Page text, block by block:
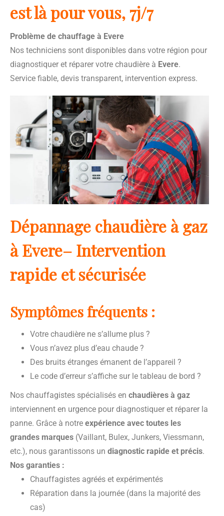
est là pour vous, 7j/7
Problème de chauffage à Evere
Nos techniciens sont disponibles dans votre région pour
diagnostiquer et réparer votre chaudière à Evere.
Service fiable, devis transparent, intervention express.
Dépannage chaudière à gaz
à Evere– Intervention
rapide et sécurisée
Symptômes fréquents :
Votre chaudière ne s’allume plus ?
Vous n’avez plus d’eau chaude ?
Des bruits étranges émanent de l’appareil ?
Le code d’erreur s’affiche sur le tableau de bord ?
Nos chauffagistes spécialisés en chaudières à gaz
interviennent en urgence pour diagnostiquer et réparer la
panne. Grâce à notre expérience avec toutes les
grandes marques (Vaillant, Bulex, Junkers, Viessmann,
etc.), nous garantissons un diagnostic rapide et précis.
Nos garanties :
Chauffagistes agréés et expérimentés
Réparation dans la journée (dans la majorité des
cas)